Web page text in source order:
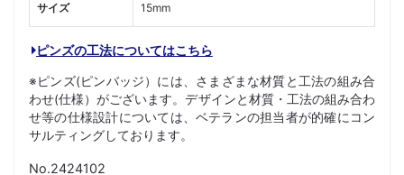
サイズ 15mm
ピンズの工法についてはこちら
※ピンズ(ピンバッジ）には、さまざまな材質と工法の組み合
わせ(仕様）がございます。デザインと材質・工法の組み合わ
せ等の仕様設計については、ベテランの担当者が的確にコン
サルティングしております。
No.2424102